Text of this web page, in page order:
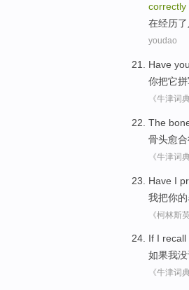
correctly
在经历了
youdao
Have you
你把它
《牛津词典
The
骨头愈合
《牛津词典
Have I
我把你的
《柯林斯
If I recall
如果我
《牛津词典